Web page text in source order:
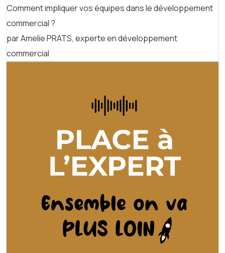
Comment impliquer vos équipes dans le développement
commercial ?
par Amelie PRATS, experte en développement
commercial